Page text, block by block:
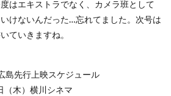
はエキストラでなく、カメラ班として
けないんだった…忘れてました。次号は
ていきますね。
島先行上映スケジュール
（木）横川シネマ